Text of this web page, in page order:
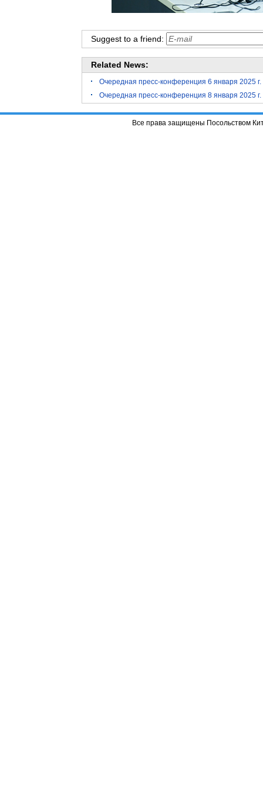
Suggest to a friend:
Related News:
Очередная пресс-конференция 6 января 2025
Очередная пресс-конференция 8 января 2025
Все права защищены Посольством